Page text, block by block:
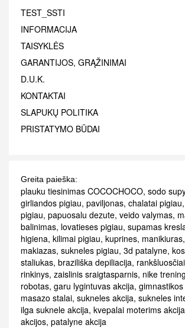
TEST_SSTI
INFORMACIJA
TAISYKLĖS
GARANTIJOS, GRĄŽINIMAI
D.U.K.
KONTAKTAI
SLAPUKŲ POLITIKA
PRISTATYMO BŪDAI
Greita paieška:
plauku tiesinimas COCOCHOCO, sodo
girliandos pigiau, paviljonas, chalatai pigiau,
pigiau, papuosalu dezute, veido valymas,
balinimas, lovatieses pigiau, supamas
higiena, kilimai pigiau, kuprines, manikiuras,
makiazas, sukneles pigiau, 3d patalyne,
staliukas, braziliška depiliacija, rankšluosčiai
rinkinys, zaislinis sraigtasparnis, nike
robotas, garu lygintuvas akcija,
masazo stalai, sukneles akcija, sukneles
ilga suknele akcija, kvepalai moterims akcija
akcijos, patalyne akcija